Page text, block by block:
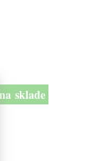
na sklade